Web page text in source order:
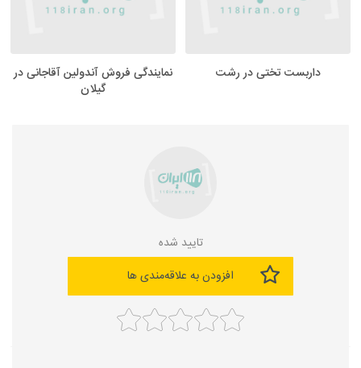
داربست تختی در رشت
نمایندگی فروش آندولین آقاجانی در
گیلان
تایید شده
افزودن به علاقه‌مندی ها